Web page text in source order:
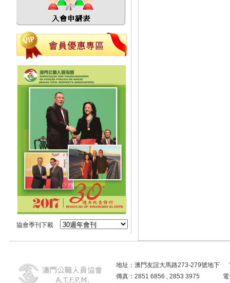
協會季刊下載
地址：澳門友誼大馬路273-279號地下
傳真：2851 6856 , 2853 3975 電